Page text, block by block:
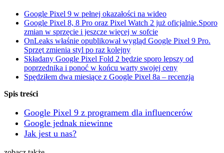
Google Pixel 9 w pełnej okazałości na wideo
Google Pixel 8, 8 Pro oraz Pixel Watch 2 już oficjalnie.Sporo
zmian w sprzęcie i jeszcze więcej w sofcie
OnLeaks właśnie opublikował wygląd Google Pixel 9 Pro.
Sprzęt zmienia styl po raz kolejny
Składany Google Pixel Fold 2 będzie sporo lepszy od
poprzednika i ponoć w końcu warty swojej ceny
Spędziłem dwa miesiące z Google Pixel 8a – recenzja
Spis treści
Google Pixel 9 z programem dla influencerów
Google jednak niewinne
Jak jest u nas?